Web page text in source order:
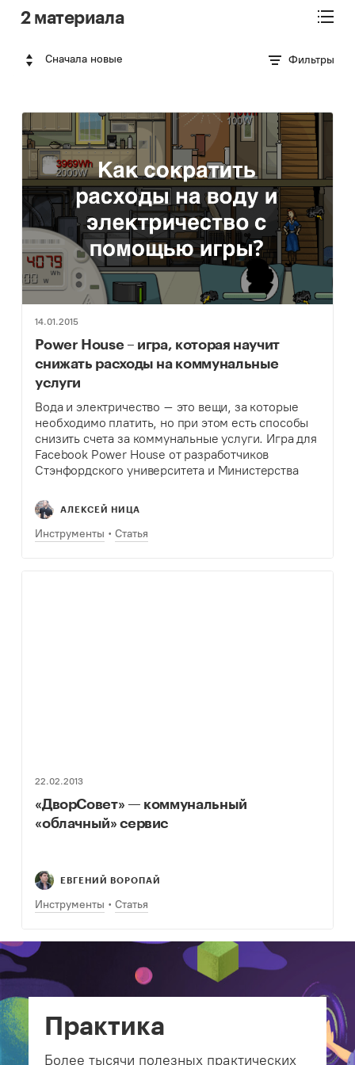
2 материала
Сначала новые Фильтры
14.01.2015
Power House – игра, которая научит
снижать расходы на коммунальные
услуги
Вода и электричество – это вещи, за которые
необходимо платить, но при этом есть способы
снизить счета за коммунальные услуги. Игра для
Facebook Power House от разработчиков
Стэнфордского университета и Министерства
важность использования воды…
АЛЕКСЕЙ НИЦА
Инструменты Статья
22.02.2013
«ДворСовет» — коммунальный
«облачный» сервис
ЕВГЕНИЙ ВОРОПАЙ
Инструменты Статья
Практика
Более тысячи полезных практических